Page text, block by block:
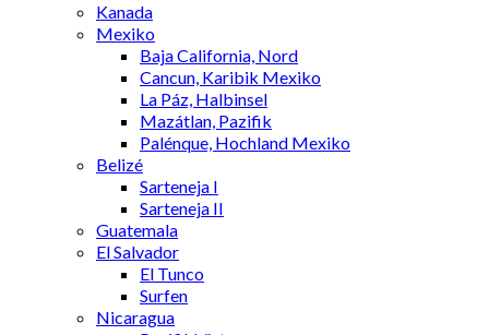
Kanada
Mexiko
Baja California, Nord
Cancun, Karibik Mexiko
La Páz, Halbinsel
Mazátlan, Pazifik
Palénque, Hochland Mexiko
Belizé
Sarteneja I
Sarteneja II
Guatemala
El Salvador
El Tunco
Surfen
Nicaragua